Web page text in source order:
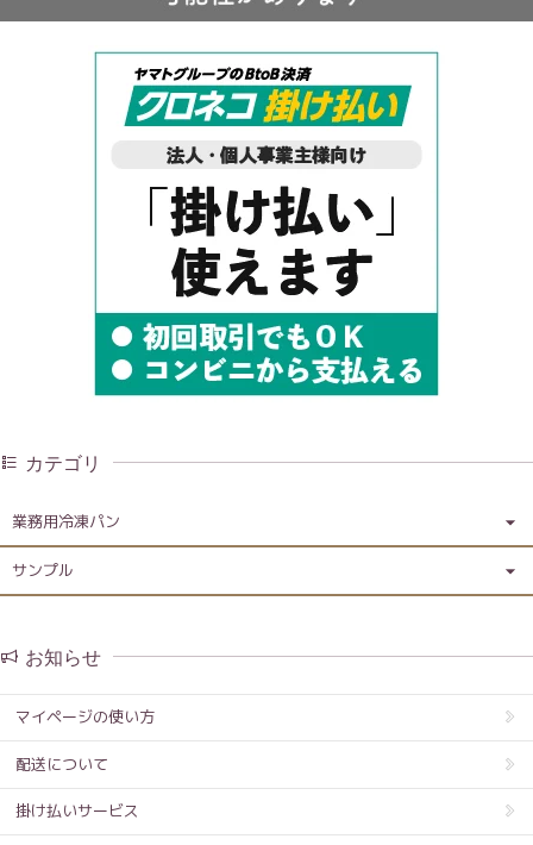
カテゴリ
業務用冷凍パン
サンプル
お知らせ
マイページの使い方
配送について
掛け払いサービス